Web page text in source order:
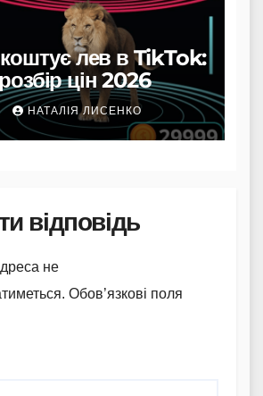
лев в TikTok:
цін 2026
НАТАЛІЯ ЛИСЕНКО
відповідь
не
Обов’язкові поля